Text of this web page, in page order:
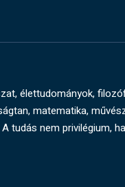
élettudományok,
matematika,
nem privilégium,